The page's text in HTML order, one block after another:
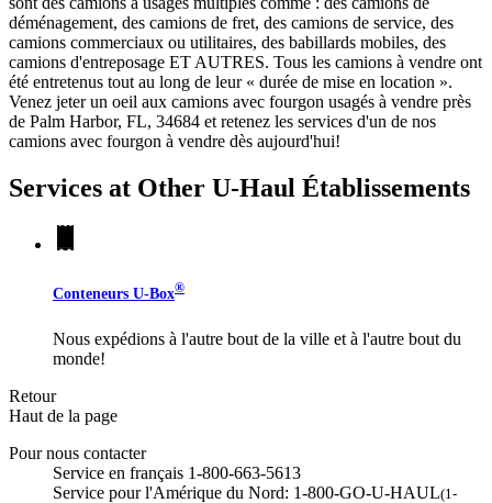
déménagement, des camions de fret, des camions de service, des
camions commerciaux ou utilitaires, des babillards mobiles, des
camions d'entreposage ET AUTRES. Tous les camions à vendre ont
été entretenus tout au long de leur « durée de mise en location ».
Venez jeter un oeil aux camions avec fourgon usagés à vendre près
de Palm Harbor, FL, 34684 et retenez les services d'un de nos
camions avec fourgon à vendre dès aujourd'hui!
Services at Other U-Haul Établissements
Conteneurs U-Box®
Nous expédions à l'autre bout de la ville et à l'autre bout du
monde!
Retour
Haut de la page
Pour nous contacter
Service en français 1-800-663-5613
Service pour l'Amérique du Nord: 1-800-GO-U-HAUL(1-